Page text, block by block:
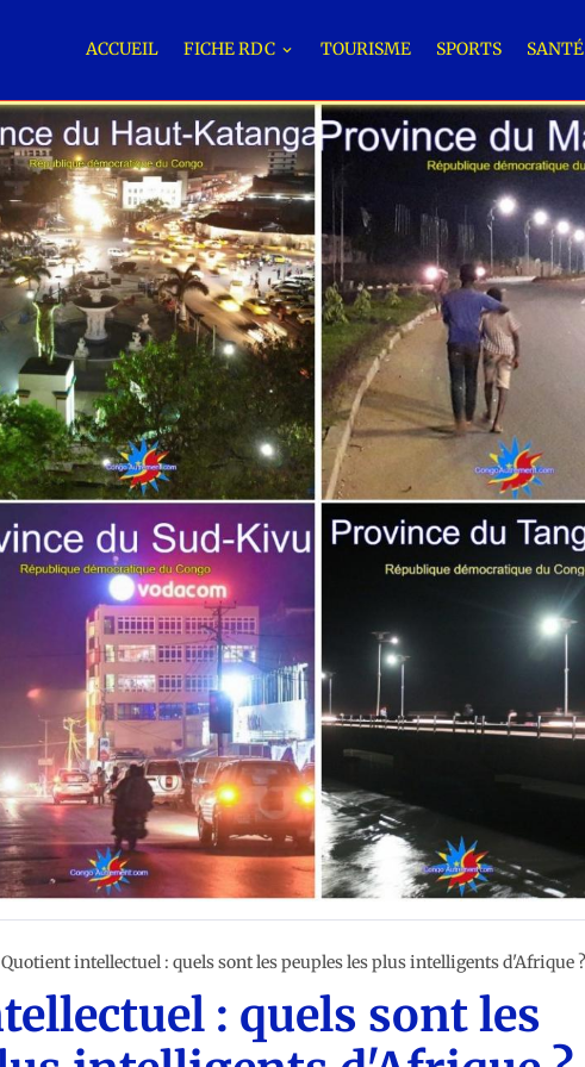
ACCUEIL FICHE RDC TOURISME SPORTS
intellectuel : quels sont les peuples les plus intelligents d'Afrique
: quels sont les